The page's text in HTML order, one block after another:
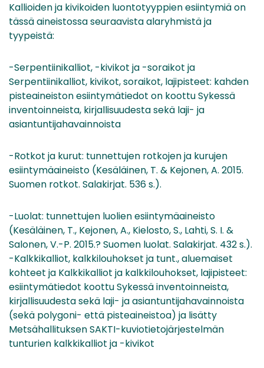
Kallioiden ja kivikoiden luontotyyppien esiintymiä on
tässä aineistossa seuraavista alaryhmistä ja
tyypeistä:
-Serpentiinikalliot, -kivikot ja -soraikot ja
Serpentiinikalliot, kivikot, soraikot, lajipisteet: kahden
pisteaineiston esiintymätiedot on koottu Sykessä
inventoinneista, kirjallisuudesta sekä laji- ja
asiantuntijahavainnoista
-Rotkot ja kurut: tunnettujen rotkojen ja kurujen
esiintymäaineisto (Kesäläinen, T. & Kejonen, A. 2015.
Suomen rotkot. Salakirjat. 536 s.).
-Luolat: tunnettujen luolien esiintymäaineisto
(Kesäläinen, T., Kejonen, A., Kielosto, S., Lahti, S. I. &
Salonen, V.-P. 2015.? Suomen luolat. Salakirjat. 432 s.).
-Kalkkikalliot, kalkkilouhokset ja tunt., aluemaiset
kohteet ja Kalkkikalliot ja kalkkilouhokset, lajipisteet:
esiintymätiedot koottu Sykessä inventoinneista,
kirjallisuudesta sekä laji- ja asiantuntijahavainnoista
(sekä polygoni- että pisteaineistoa) ja lisätty
Metsähallituksen SAKTI-kuviotietojärjestelmän
tunturien kalkkikalliot ja -kivikot